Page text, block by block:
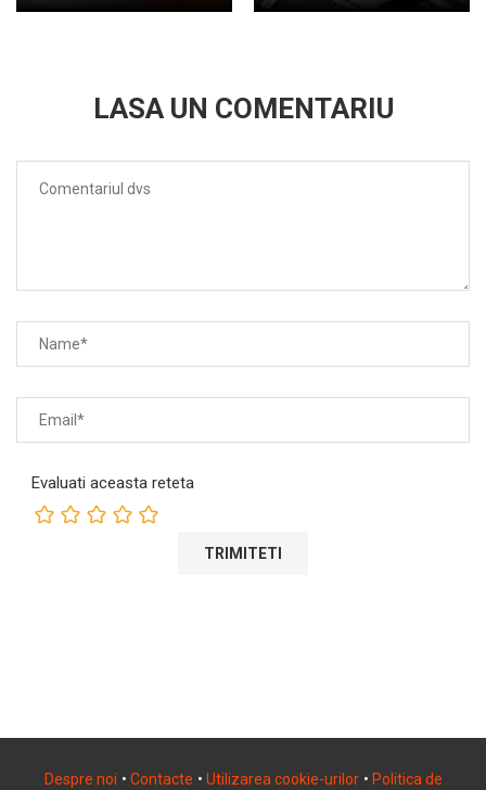
LASA UN COMENTARIU
Evaluati aceasta reteta
Despre noi • Contacte • Utilizarea cookie-urilor • Politica de